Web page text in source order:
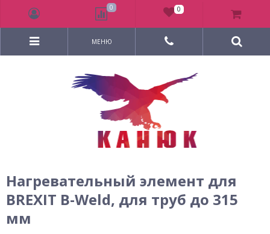
МЕНЮ
Нагревательный элемент для
BREXIT B-Weld, для труб до 315
мм
0 0